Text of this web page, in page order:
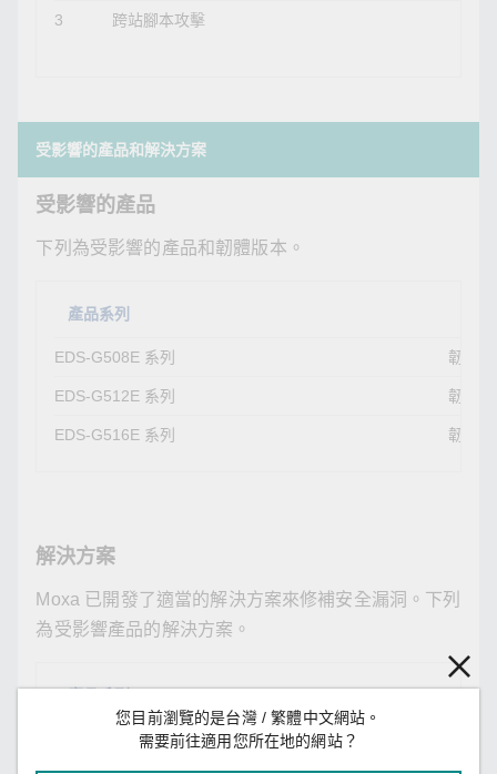
3 跨站腳本攻擊
受影響的產品和解決方案
受影響的產品
下列為受影響的產品和韌體版本。
產品系列
EDS-G508E 系列 韌體
EDS-G512E 系列 韌體
EDS-G516E 系列 韌體
解決方案
Moxa 已開發了適當的解決方案來修補安全漏洞。下列
為受影響產品的解決方案。
EDS-G508E 系列
您目前瀏覽的是台灣 / 繁體中文網站。
需要前往適用您所在地的網站？